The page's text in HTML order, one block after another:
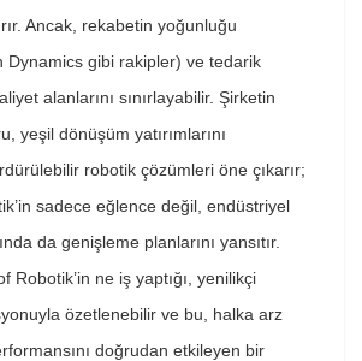
Ancak, rekabetin yoğunluğu
Dynamics gibi rakipler) ve tedarik
alanlarını sınırlayabilir. Şirketin
yeşil dönüşüm yatırımlarını
robotik çözümleri öne çıkarır;
sadece eğlence değil, endüstriyel
da genişleme planlarını yansıtır.
Robotik’in ne iş yaptığı, yenilikçi
özetlenebilir ve bu, halka arz
doğrudan etkileyen bir